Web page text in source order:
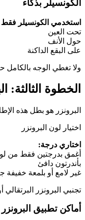
الكونسيلر بذكاء
استخدمي الكونسيلر فقط
تحت العين
حول الأنف
على البقع الداكنة
ولا تغطي الوجه بالكامل
الخطوة
البرونزر هو بطل هذه
اختيار لون البرونزر
اختاري درجة:
أغمق بدرجتين فقط من
بأندرتون دافئ
غير لامع أو بلمعة خفيفة
تجنبي البرونزر البرتقالي
أماكن تطبيق البرونزر